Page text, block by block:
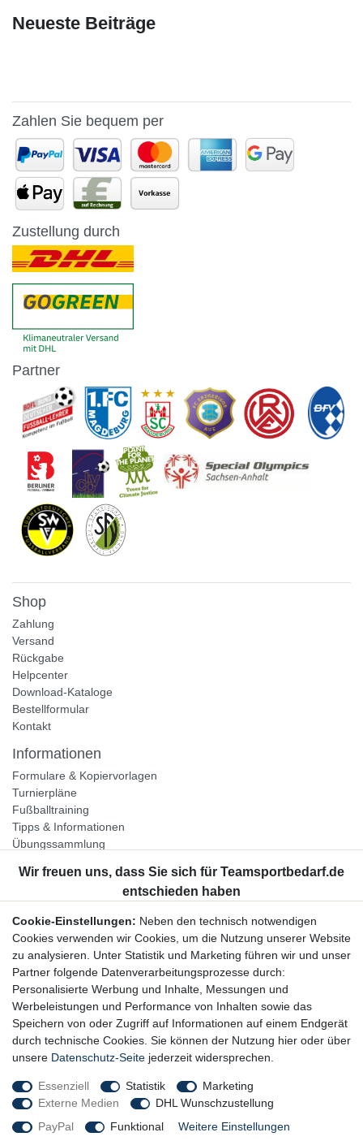
Neueste Beiträge
Zahlen Sie bequem per
Zustellung durch
Partner
Shop
Zahlung
Versand
Rückgabe
Helpcenter
Download-Kataloge
Bestellformular
Kontakt
Informationen
Formulare & Kopiervorlagen
Turnierpläne
Fußballtraining
Tipps & Informationen
Übungssammlung
Unternehmen
Widerrufsrecht
Bestellung widerrufen
Datenschutzerklärung
AGB
Impressum
Newsletter
Newsletter-Anmeldung
Cookie-Einstellungen: Neben den technisch notwendigen
Cookies verwenden wir Cookies, um die Nutzung unserer Website
zu analysieren. Unter Statistik und Marketing führen wir und unser
Partner folgende Datenverarbeitungsprozesse durch:
Personalisierte Werbung und Inhalte, Messungen und
Werbeleistungen und Performance von Inhalten sowie das
Speichern von oder Zugriff auf Informationen auf einem Endgerät
durch technische Cookies. Sie können der Nutzung hier oder über
unsere Datenschutz-Seite jederzeit widersprechen.
Essenziell Statistik
Marketing
Externe Medien
DHL Wunschzustellung
PayPal
Funktional Weitere Einstellungen